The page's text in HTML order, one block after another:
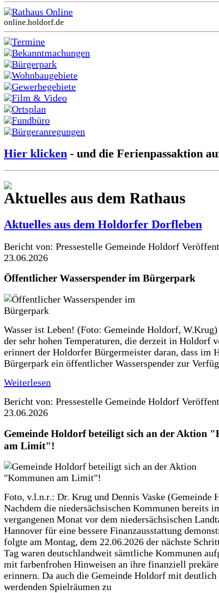
Rathaus Online
online.holdorf.de
Termine
Bekanntmachungen
Bürgerpark
Wohnbaugebiete
Gewerbegebiete
Film & Video
Ortsplan
Fundbüro
Bürgeranregungen
Hier klicken - und die Ferienpassaktion
Aktuelles aus dem Rathaus
Aktuelles aus dem Holdorfer Dorfleben
Bericht von: Pressestelle Gemeinde Holdorf
23.06.2026
Öffentlicher Wasserspender im Bürgerpark
Wasser ist Leben! (Foto: Gemeinde Holdorf,
der sehr hohen Temperaturen, die derzeit in Holdorf
erinnert der Holdorfer Bürgermeister daran, dass im
Bürgerpark ein öffentlicher Wasserspender zur
Weiterlesen
Bericht von: Pressestelle Gemeinde Holdorf
23.06.2026
Gemeinde Holdorf beteiligt sich an der Aktion
am Limit"!
Foto, v.l.n.r.: Dr. Krug und Dennis Vaske (Gemeinde
Nachdem die niedersächsischen Kommunen bereits
vergangenen Monat vor dem niedersächsischen
Hannover für eine bessere Finanzausstattung
folgte am Montag, dem 22.06.2026 der nächste
Tag waren deutschlandweit sämtliche Kommunen
mit farbenfrohen Hinweisen an ihre finanziell
erinnern. Da auch die Gemeinde Holdorf mit deutlich
werdenden Spielräumen zu